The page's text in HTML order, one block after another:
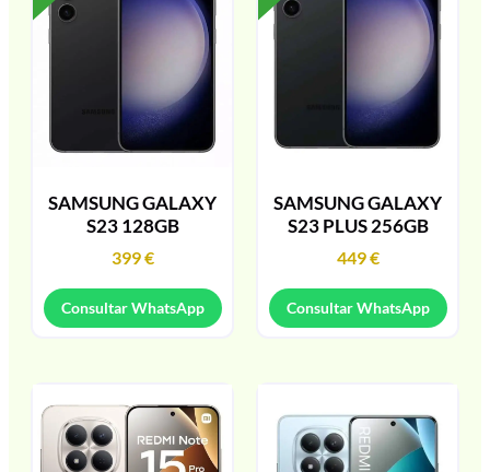
SAMSUNG GALAXY
S23 128GB
399€
Consultar WhatsApp
SAMSUNG GALAXY
S23 PLUS 256GB
449€
Consultar WhatsApp